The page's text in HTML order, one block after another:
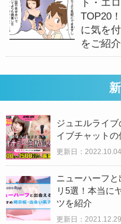
ト・エ
TOP20
に気を
をご紹介
ジュエルライ
イブチャット
更新日：2022.10.04
ニューハーフ
リ5選！本当に
ツを紹介
更新日：2021.12.29